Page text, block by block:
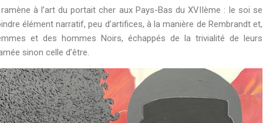
à l’art du portait cher aux Pays-Bas du XVIIème : le soi se
élément narratif, peu d’artifices, à la manière de Rembrandt et,
et des hommes Noirs, échappés de la trivialité de leurs
sinon celle d’être.